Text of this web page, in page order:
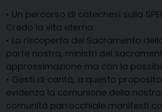
• Un percorso di catechesi sulla
Credo la vita eterna.
• La riscoperta del Sacramento
parte nostra, ministri del
approssimazione ma con la
• Gesti di carità, a questo
evidenza la comunione della
comunità parrocchiale manifesti